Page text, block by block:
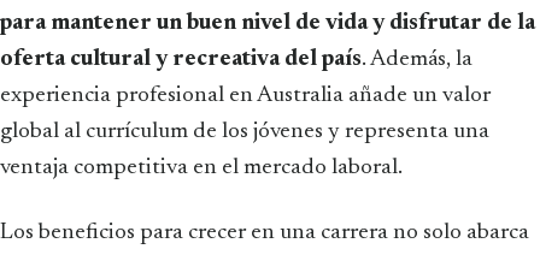
para mantener un buen nivel de vida y disfrutar de la
oferta cultural y recreativa del país. Además, la
experiencia profesional en Australia añade un valor
global al currículum de los jóvenes y representa una
ventaja competitiva en el mercado laboral.
Los beneficios para crecer en una carrera no solo abarca